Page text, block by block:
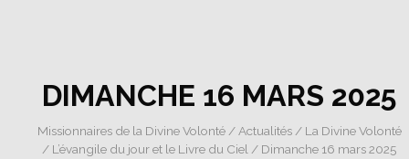
DIMANCHE 16 MARS 2025
Missionnaires de la Divine Volonté/ Actualités/ La Divine Volonté
/ L’évangile du jour et le Livre du Ciel / Dimanche 16 mars 2025